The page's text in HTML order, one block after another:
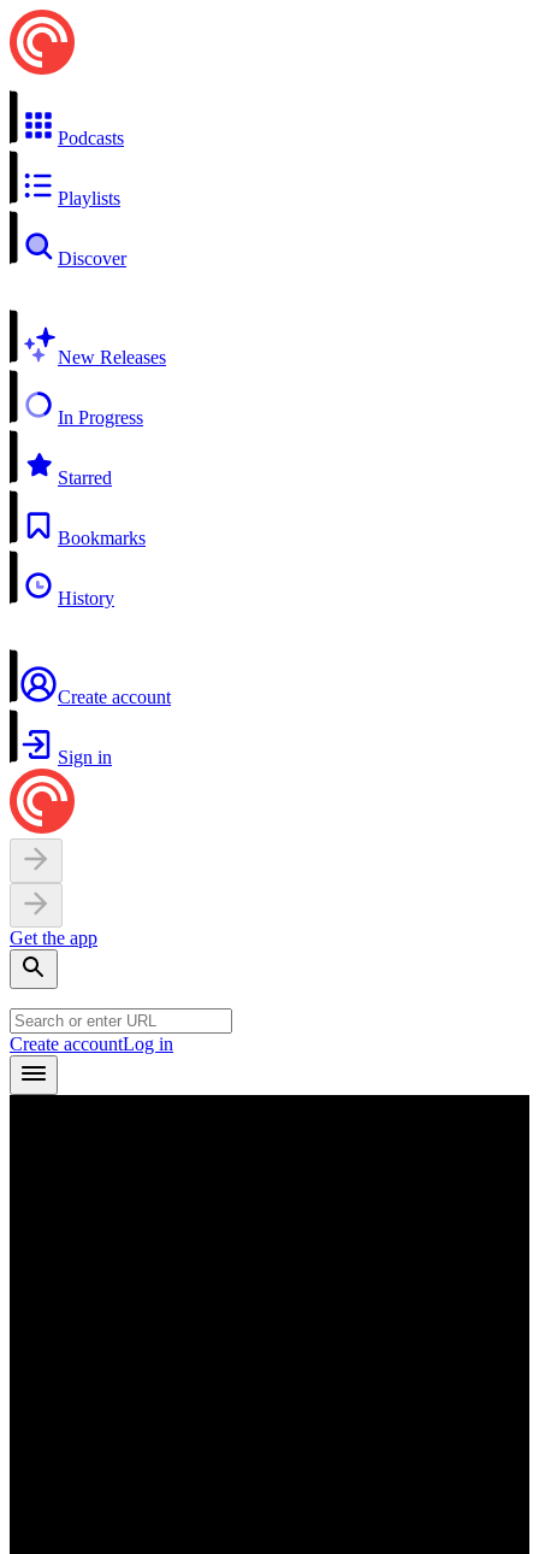
Podcasts
Playlists
Discover
New Releases
In Progress
Starred
Bookmarks
History
Create account
Sign in
Get the app
Create accountLog in